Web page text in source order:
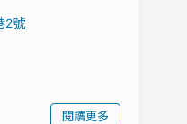
2號
閱讀更多